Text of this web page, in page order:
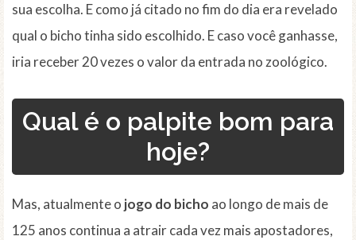
sua escolha. E como já citado no fim do dia era revelado
qual o bicho tinha sido escolhido. E caso você ganhasse,
iria receber 20 vezes o valor da entrada no zoológico.
Qual é o palpite bom para
hoje?
Mas, atualmente o jogo do bicho ao longo de mais de
125 anos continua a atrair cada vez mais apostadores,